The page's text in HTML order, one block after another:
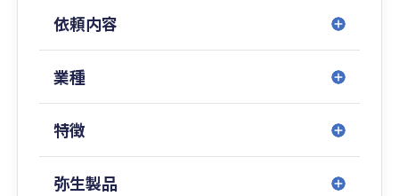
や伝票を手書きで作成している方、業務改善のチ
ャンスです。
祖父や父のような中小企業の社長を助けたい、と
もに走りたいと考え、税理士になりました。
目の前のお客様やスタッフと全力で向き合い、
「夢」を共有し、ひとりひとりの幸せを実現して
いく経営者として、最高のＩＴ税理士法人を導い
ていきたいと考えています。
ご相談はオンラインにも対応しており、場所を問
わずスピーディーなやり取りが可能です。
依頼内容
業種
特徴
弥生製品